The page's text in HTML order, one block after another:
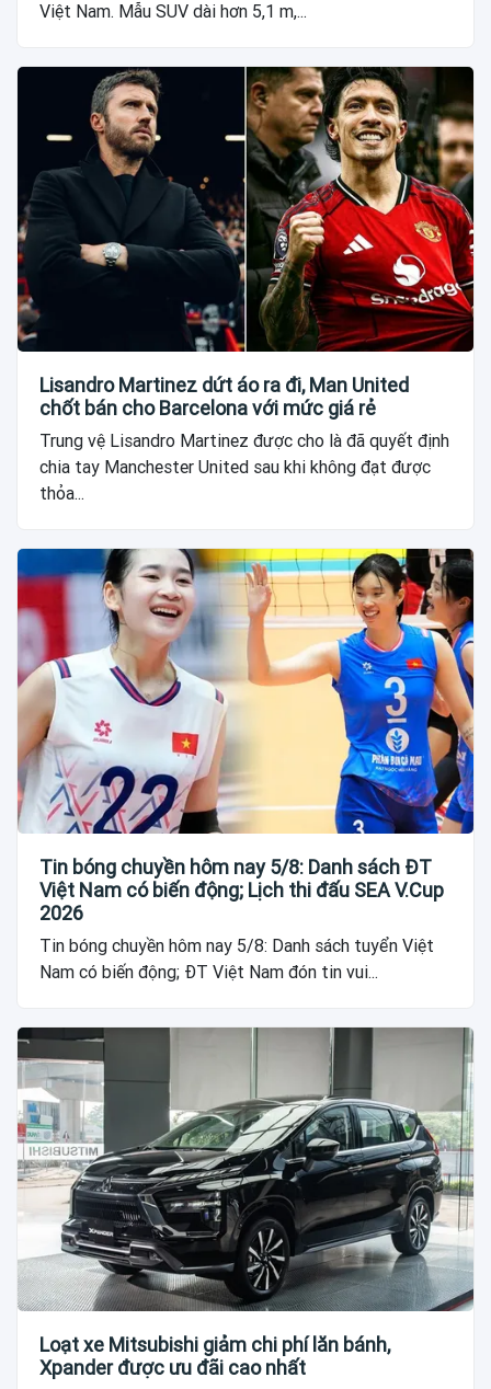
Việt Nam. Mẫu SUV dài hơn 5,1 m,...
Lisandro Martinez dứt áo ra đi, Man United
chốt bán cho Barcelona với mức giá rẻ
Trung vệ Lisandro Martinez được cho là đã quyết định
chia tay Manchester United sau khi không đạt được
thỏa...
Tin bóng chuyền hôm nay 5/8: Danh sách ĐT
Việt Nam có biến động; Lịch thi đấu SEA V.Cup
2026
Tin bóng chuyền hôm nay 5/8: Danh sách tuyển Việt
Nam có biến động; ĐT Việt Nam đón tin vui...
Loạt xe Mitsubishi giảm chi phí lăn bánh,
Xpander được ưu đãi cao nhất